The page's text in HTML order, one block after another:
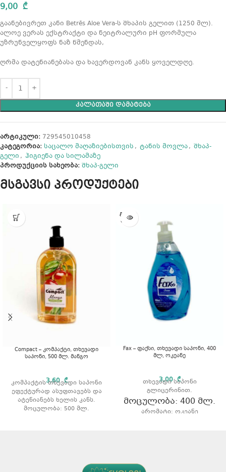
9,00 ₾
გაანებივრეთ კანი Betrēs Aloe Vera-ს შხაპის გელით (1250 მლ).
ალოე ვერას ექსტრაქტი და ნეიტრალური pH ფორმულა
უზრუნველყოფს ნაზ წმენდას,
ღრმა დატენიანებასა და ხავერდოვან კანს ყოველდღე.
ᲙᲐᲚᲐᲗᲐᲨᲘ ᲓᲐᲛᲐᲢᲔᲑᲐ
არტიკული: 729545010458
კატეგორია: საცალო მაღაზიებისთვის , ტანის მოვლა, შხაპ-
გელი , ჰიგიენა და სილამაზე
პროდუქციის სახეობა: შხაპ-გელი
მსგავსი პროდუქტები
Compact – კომპაქტი, თხევადი
საპონი, 500 მლ. მანგო
3,60₾
კომპაქტის თხევადი საპონი
ეფექტურად ასუფთავებს და
ატენიანებს ხელის კანს.
მოცულობა: 500 მლ.
ᲒᲐᲧᲘᲓ
ᲣᲚᲘᲐ
Fax – ფაქსი, თხევადი საპონი, 400
მლ, ოკეანე
3,00₾
თხევადი საპონი
გლიცერინით.
მოცულობა: 400 მლ.
არომატი: ოკეანე